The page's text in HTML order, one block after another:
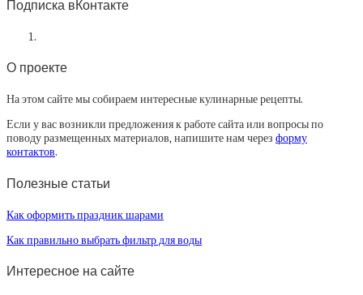
Подписка вКонтакте
О проекте
На этом сайте мы собираем интересные кулинарные рецепты.
Если у вас возникли предложения к работе сайта или вопросы по
поводу размещенных материалов, напишите нам через форму
контактов.
Полезные статьи
Как оформить праздник шарами
Как правильно выбрать фильтр для воды
Интересное на сайте